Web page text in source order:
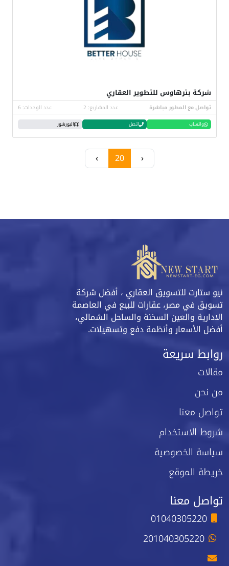
شركة بترهاوس للتطوير العقاري
تواصل مع المطور مباشرة عدد المشاريع: 2 عدد الوحدات: 6
واتساب اتصل البورشور
‹
20
›
نيو ستارت للتسويق العقاري ، أفضل شركة
تسويق في مصر، عقارات للبيع في العاصمة
الادارية والعين السخنة والساحل الشمالي،
أفضل الأسعار وأنظمة دفع وتسهيلات.
روابط سريعة
مقالات
من نحن
تواصل معنا
شروط الاستخدام
سياسة الخصوصية
خريطة الموقع
تواصل معنا
01040305220
201040305220